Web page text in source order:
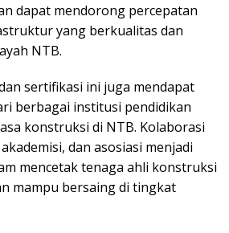
dapat mendorong percepatan
yang berkualitas dan
NTB.
sertifikasi ini juga mendapat
berbagai institusi pendidikan
konstruksi di NTB. Kolaborasi
dan asosiasi menjadi
mencetak tenaga ahli konstruksi
mampu bersaing di tingkat